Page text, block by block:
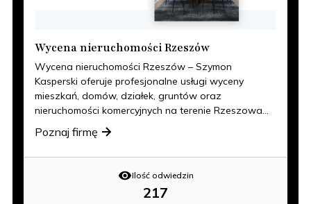
Wycena nieruchomości Rzeszów
Wycena nieruchomości Rzeszów – Szymon
Kasperski oferuje profesjonalne usługi wyceny
mieszkań, domów, działek, gruntów oraz
nieruchomości komercyjnych na terenie Rzeszowa...
Poznaj firmę
Ilość odwiedzin
217